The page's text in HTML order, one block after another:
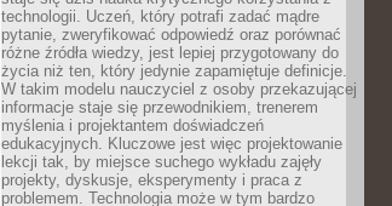
technologii. Uczeń, który potrafi zadać mądre
pytanie, zweryfikować odpowiedź oraz porównać
różne źródła wiedzy, jest lepiej przygotowany do
życia niż ten, który jedynie zapamiętuje definicje.
W takim modelu nauczyciel z osoby przekazującej
informacje staje się przewodnikiem, trenerem
myślenia i projektantem doświadczeń
edukacyjnych. Kluczowe jest więc projektowanie
lekcji tak, by miejsce suchego wykładu zajęły
projekty, dyskusje, eksperymenty i praca z
problemem. Technologia może w tym bardzo